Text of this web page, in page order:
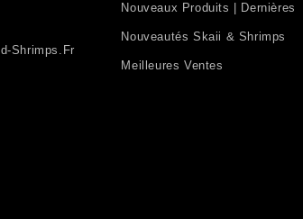
Shrimps.fr
Nouveaux Produits | Dernières
Nouveautés Skaii & Shrimps
Meilleures Ventes